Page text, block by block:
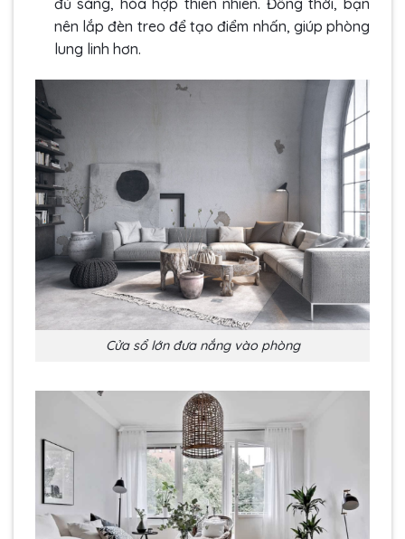
nên lắp đèn treo để tạo điểm nhấn, giúp phòng
lung linh hơn.
Cửa sổ lớn đưa nắng vào phòng